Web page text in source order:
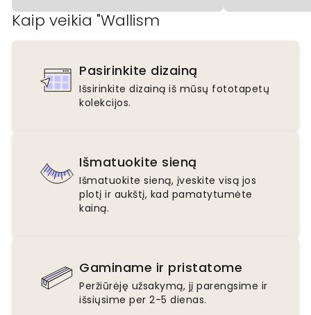
Kaip veikia "Wallism
Pasirinkite dizainą
Išsirinkite dizainą iš mūsų fototapetų
kolekcijos.
Išmatuokite sieną
Išmatuokite sieną, įveskite visą jos
plotį ir aukštį, kad pamatytumėte
kainą.
Gaminame ir pristatome
Peržiūrėję užsakymą, jį parengsime ir
išsiųsime per 2-5 dienas.